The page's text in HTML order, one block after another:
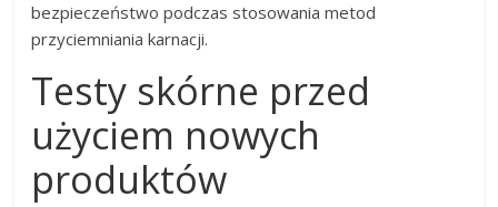
bezpieczeństwo podczas stosowania metod
przyciemniania karnacji.
Testy skórne przed
użyciem nowych
produktów